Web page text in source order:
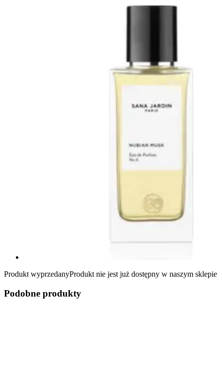
Produkt wyprzedanyProdukt nie jest już dostępny w naszym sklepie
Podobne produkty